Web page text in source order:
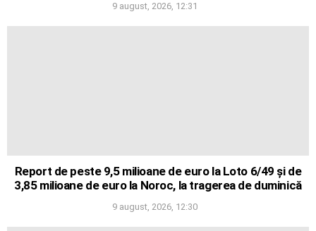
9 august, 2026, 12:31
Report de peste 9,5 milioane de euro la Loto 6/49 și de
3,85 milioane de euro la Noroc, la tragerea de duminică
9 august, 2026, 12:30